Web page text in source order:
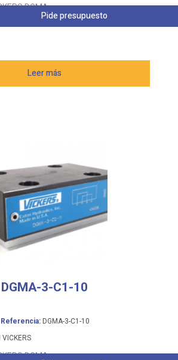
DGMA
Leer más
Pide presupuesto
DGMA-3-C1-10
Referencia: DGMA-3-C1-10
VICKERS
DGMA